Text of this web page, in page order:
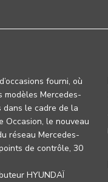
fourni, où
modèles Mercedes-
dans le cadre de la
Occasion, le nouveau
réseau Mercedes-
de contrôle, 30
HYUNDAÏ